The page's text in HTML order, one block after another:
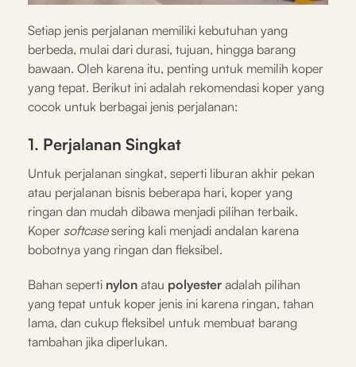
Setiap jenis perjalanan memiliki kebutuhan yang
berbeda, mulai dari durasi, tujuan, hingga barang
bawaan. Oleh karena itu, penting untuk memilih koper
yang tepat. Berikut ini adalah rekomendasi koper yang
cocok untuk berbagai jenis perjalanan:
1. Perjalanan Singkat
Untuk perjalanan singkat, seperti liburan akhir pekan
atau perjalanan bisnis beberapa hari, koper yang
ringan dan mudah dibawa menjadi pilihan terbaik.
Koper softcasesering kali menjadi andalan karena
bobotnya yang ringan dan fleksibel.
Bahan seperti nylon atau polyester adalah pilihan
yang tepat untuk koper jenis ini karena ringan, tahan
lama, dan cukup fleksibel untuk membuat barang
tambahan jika diperlukan.